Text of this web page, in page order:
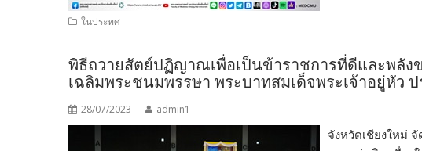
ในประทศ
พิธีถวายสัตย์ปฏิญาณเพื่อเป็นข้าราชการที่ดีและพลัง
เฉลิมพระชนมพรรษา พระบาทสมเด็จพระเจ้าอยู่หัว
28/07/2023 admin1
จังหวัดเชียงใหม่